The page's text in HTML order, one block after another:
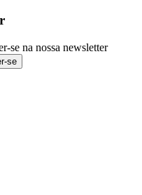
se na nossa newsletter
se